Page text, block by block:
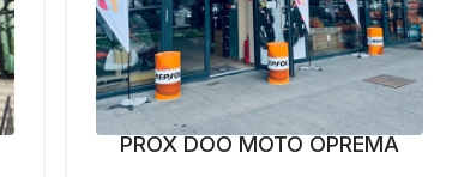
PROX DOO MOTO OPREMA